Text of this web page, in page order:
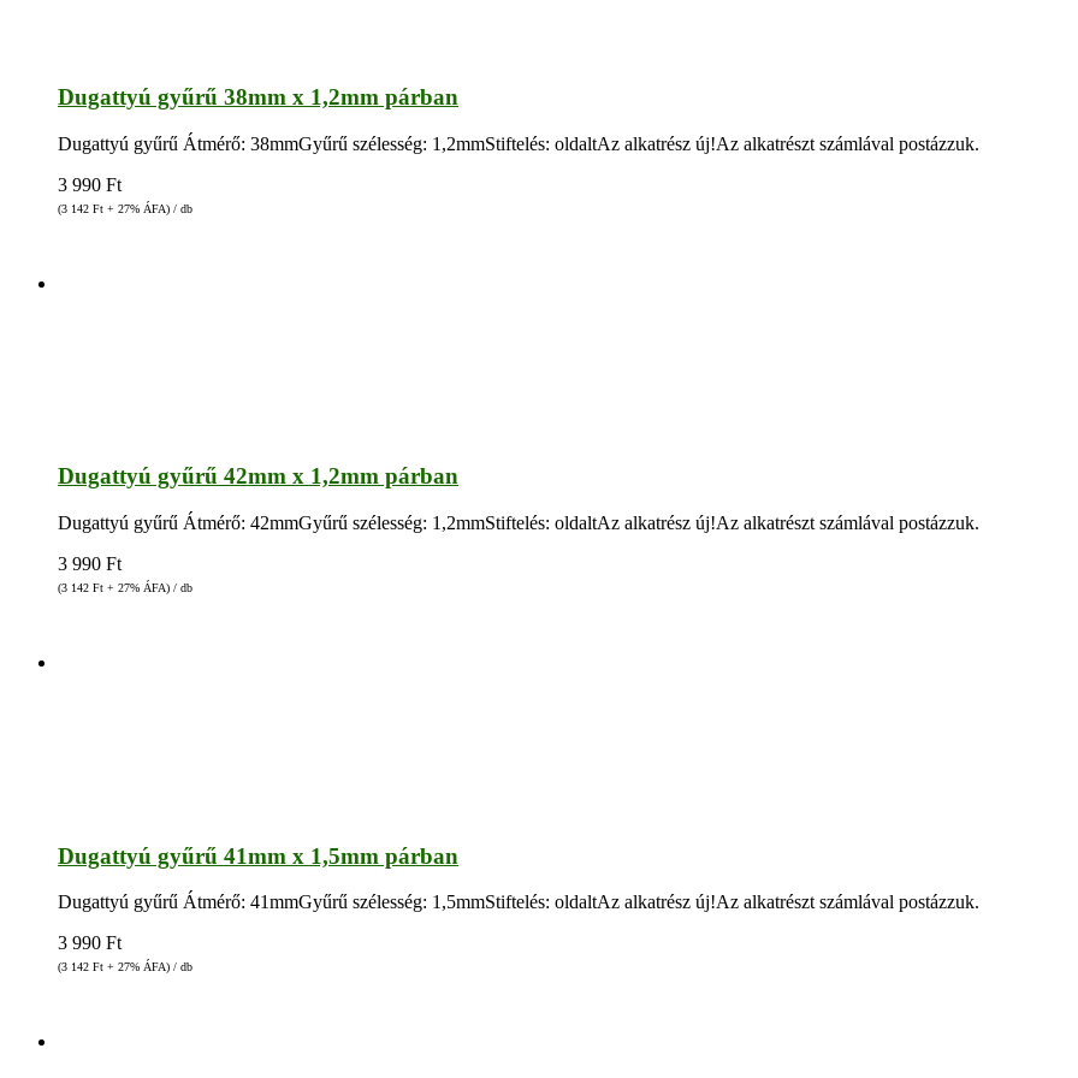
Dugattyú gyűrű 38mm x 1,2mm párban
Dugattyú gyűrű Átmérő: 38mmGyűrű szélesség: 1,2mmStiftelés: oldaltAz alkatrész új!Az alkatrészt számlával postázzuk.
3 990 Ft
(3 142 Ft + 27% ÁFA) / db
Dugattyú gyűrű 42mm x 1,2mm párban
Dugattyú gyűrű Átmérő: 42mmGyűrű szélesség: 1,2mmStiftelés: oldaltAz alkatrész új!Az alkatrészt számlával postázzuk.
3 990 Ft
(3 142 Ft + 27% ÁFA) / db
Dugattyú gyűrű 41mm x 1,5mm párban
Dugattyú gyűrű Átmérő: 41mmGyűrű szélesség: 1,5mmStiftelés: oldaltAz alkatrész új!Az alkatrészt számlával postázzuk.
3 990 Ft
(3 142 Ft + 27% ÁFA) / db